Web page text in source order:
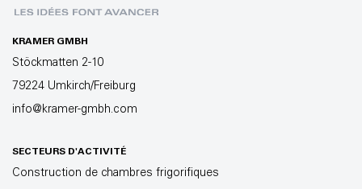
KRAMER GMBH
Stöckmatten 2-10
79224 Umkirch/Freiburg
info@kramer-gmbh.com
SECTEURS D'ACTIVITÉ
Construction de chambres frigorifiques